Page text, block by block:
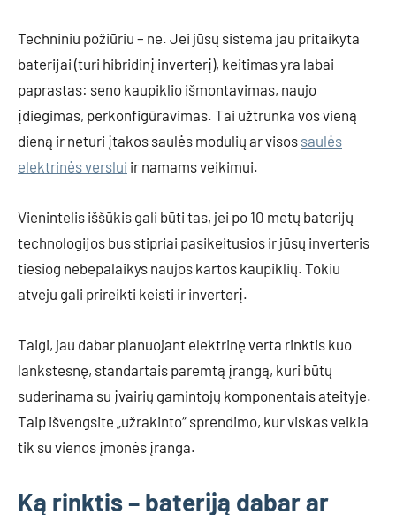
Techniniu požiūriu – ne. Jei jūsų sistema jau pritaikyta
baterijai (turi hibridinį inverterį), keitimas yra labai
paprastas: seno kaupiklio išmontavimas, naujo
įdiegimas, perkonfigūravimas. Tai užtrunka vos vieną
dieną ir neturi įtakos saulės modulių ar visos saulės
elektrinės verslui ir namams veikimui.
Vienintelis iššūkis gali būti tas, jei po 10 metų baterijų
technologijos bus stipriai pasikeitusios ir jūsų inverteris
tiesiog nebepalaikys naujos kartos kaupiklių. Tokiu
atveju gali prireikti keisti ir inverterį.
Taigi, jau dabar planuojant elektrinę verta rinktis kuo
lankstesnę, standartais paremtą įrangą, kuri būtų
suderinama su įvairių gamintojų komponentais ateityje.
Taip išvengsite „užrakinto“ sprendimo, kur viskas veikia
tik su vienos įmonės įranga.
Ką rinktis – bateriją dabar ar